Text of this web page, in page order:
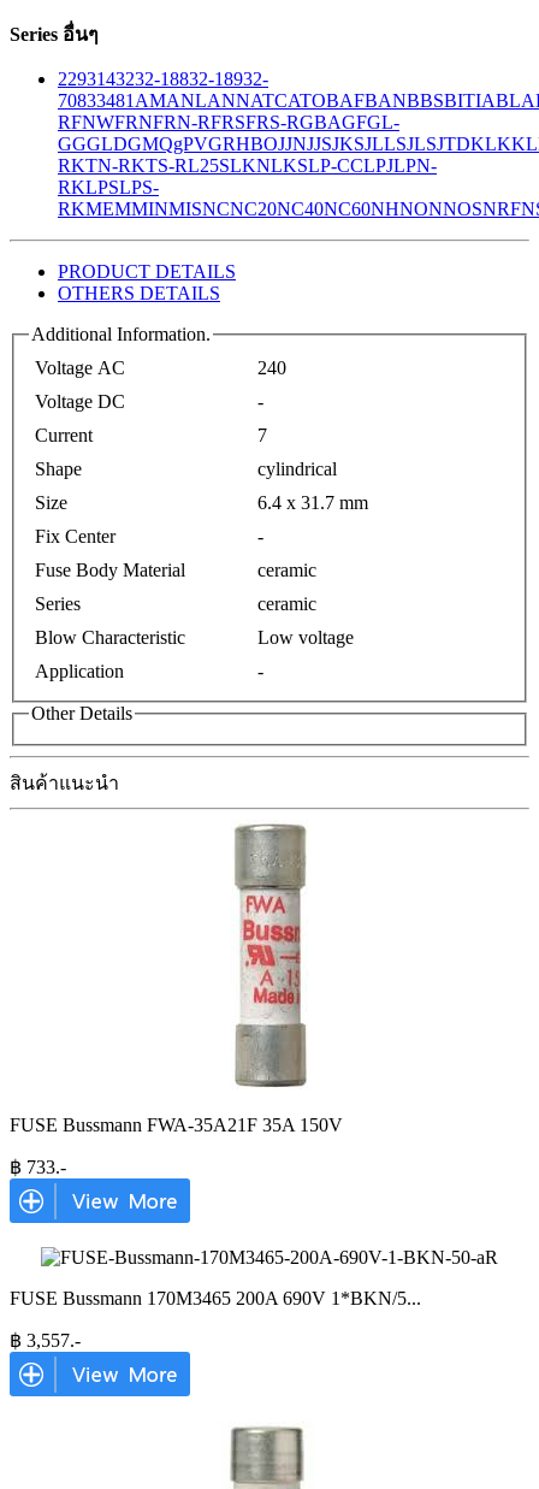
Series อื่นๆ
2293143232-18832-18932-
70833481 AMANLANNATCATOBAFBANBBSBITIABLA
RFNWFRNFRN-RFRSFRS-RGBAGFGL-
GGGLDGMQgPVGRHBOJJNJJSJKSJLLSJLSJTDKLK
RKTN-RKTS-RL25SLKNLKSLP-CCLPJLPN-
RKLPSLPS-
RKMEMMINMISNCNC20NC40NC60NHNONNOSNRF
PRODUCT DETAILS
OTHERS DETAILS
Additional Information.
Voltage AC
240
Voltage DC
-
Current
7
Shape
cylindrical
Size
6.4 x 31.7 mm
Fix Center
-
Fuse Body Material
ceramic
Series
ceramic
Blow Characteristic
Low voltage
Application
-
Other Details
สินค้าแนะนำ
FUSE Bussmann FWA-35A21F 35A 150V
฿ 733.-
FUSE Bussmann 170M3465 200A 690V 1*BKN/5...
฿ 3,557.-